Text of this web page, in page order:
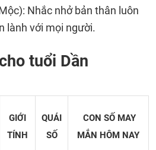
Nhắc nhở bản thân luôn
lành với mọi người.
tuổi Dần
GIỚI
TÍNH
QUÁI
SỐ
CON SỐ MAY
MẮN HÔM NAY